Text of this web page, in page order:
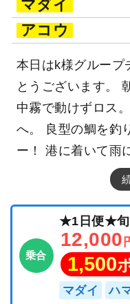
マダイ
アコウ
本日はk様グループ
とうございます。
中霧で動けずロス
へ。 良型の鯛を釣
ー！ 港に着いて雨
乗合
★1日便★旬
12,000
1,500
マダイ ハ